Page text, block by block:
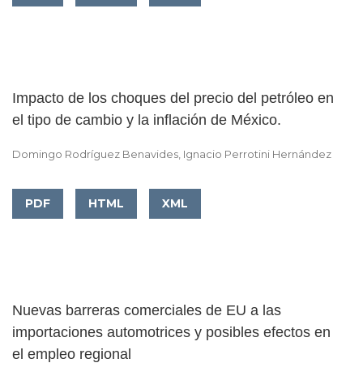
Impacto de los choques del precio del petróleo en
el tipo de cambio y la inflación de México.
Domingo Rodríguez Benavides, Ignacio Perrotini Hernández
PDF HTML XML
Nuevas barreras comerciales de EU a las
importaciones automotrices y posibles efectos en
el empleo regional